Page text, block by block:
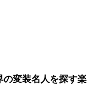
の変装名人を探す楽